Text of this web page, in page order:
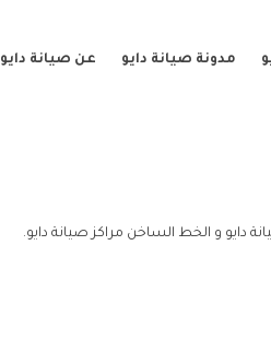
مدونة صيانة دايو عن صيانة دايو
دايو و الخط الساخن مراكز صيانة دايو.